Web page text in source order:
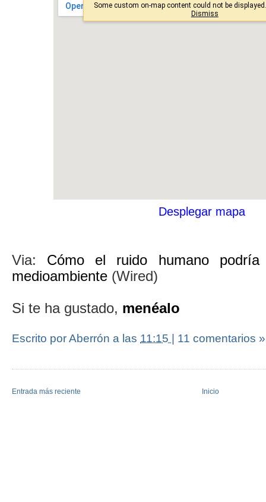
Desplegar mapa
Via: Cómo el ruido humano
medioambiente (Wired)
Si te ha gustado, menéalo
Escrito por Aberrón a las 11:15 | 11 comentarios »
Entrada más reciente Inicio